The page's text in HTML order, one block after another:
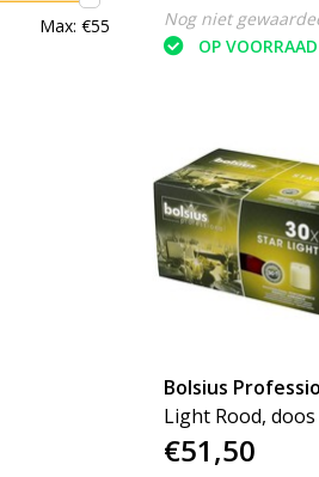
Max: €55
Nog niet
OP VOORRAAD
Bolsius
Light Rood, doos
€51,50